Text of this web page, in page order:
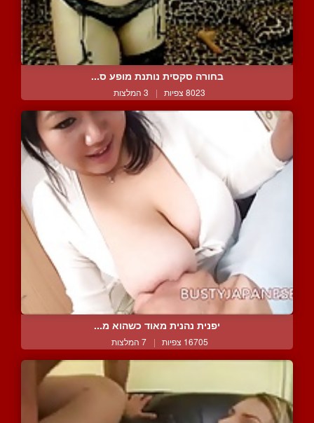
בחורה סקסית נותנת מופע ס...
8023 צפיות | 3 המלצות
יפנית נהנית מאוד כשהוא מ...
16705 צפיות | 7 המלצות